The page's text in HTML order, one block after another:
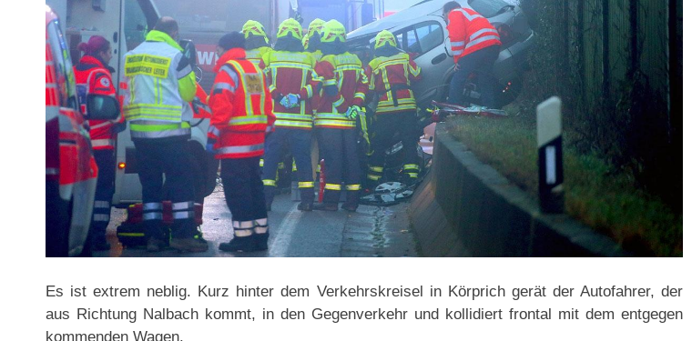
Es ist extrem neblig. Kurz hinter dem Verkehrskreisel in Körprich gerät der Autofahrer, der
aus Richtung Nalbach kommt, in den Gegenverkehr und kollidiert frontal mit dem entgegen
kommenden Wagen.